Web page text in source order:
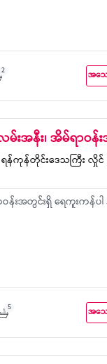
2 အသ
မ်းအနီး၊ အိမ်ရာဝ
ါ ရန်ကုန်တိုင်းဒေသကြီး
းအတွင်းရှိ ရေကူးကန်ပါ
5 အသ